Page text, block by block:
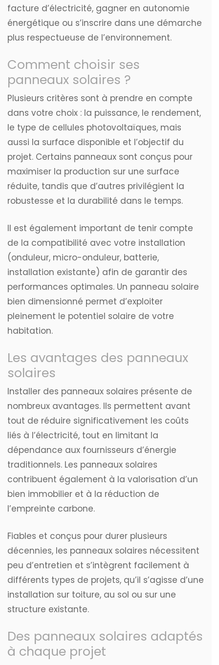
facture d’électricité, gagner en autonomie
énergétique ou s’inscrire dans une démarche
plus respectueuse de l’environnement.
Comment choisir ses
panneaux solaires ?
Plusieurs critères sont à prendre en compte
dans votre choix : la puissance, le rendement,
le type de cellules photovoltaïques, mais
aussi la surface disponible et l’objectif du
projet. Certains panneaux sont conçus pour
maximiser la production sur une surface
réduite, tandis que d’autres privilégient la
robustesse et la durabilité dans le temps.
Il est également important de tenir compte
de la compatibilité avec votre installation
(onduleur, micro-onduleur, batterie,
installation existante) afin de garantir des
performances optimales. Un panneau solaire
bien dimensionné permet d’exploiter
pleinement le potentiel solaire de votre
habitation.
Les avantages des panneaux
solaires
Installer des panneaux solaires présente de
nombreux avantages. Ils permettent avant
tout de réduire significativement les coûts
liés à l’électricité, tout en limitant la
dépendance aux fournisseurs d’énergie
traditionnels. Les panneaux solaires
contribuent également à la valorisation d’un
bien immobilier et à la réduction de
l’empreinte carbone.
Fiables et conçus pour durer plusieurs
décennies, les panneaux solaires nécessitent
peu d’entretien et s’intègrent facilement à
différents types de projets, qu’il s’agisse d’une
installation sur toiture, au sol ou sur une
structure existante.
Des panneaux solaires adaptés
à chaque projet